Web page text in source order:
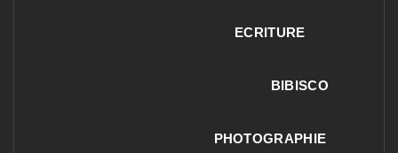
ECRITURE
BIBISCO
PHOTOGRAPHIE